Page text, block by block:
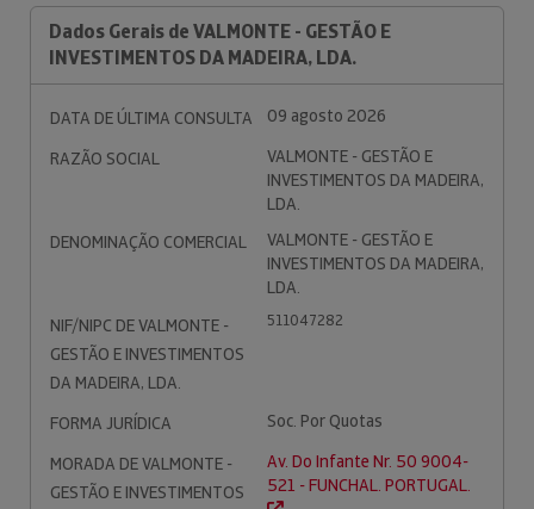
Dados Gerais de VALMONTE - GESTÃO E
INVESTIMENTOS DA MADEIRA, LDA.
DATA DE ÚLTIMA CONSULTA
09 agosto 2026
RAZÃO SOCIAL
VALMONTE - GESTÃO E
INVESTIMENTOS DA MADEIRA,
LDA.
DENOMINAÇÃO COMERCIAL
VALMONTE - GESTÃO E
INVESTIMENTOS DA MADEIRA,
LDA.
NIF/NIPC DE VALMONTE -
GESTÃO E INVESTIMENTOS
DA MADEIRA, LDA.
511047282
FORMA JURÍDICA
Soc. Por Quotas
MORADA DE VALMONTE -
GESTÃO E INVESTIMENTOS
Av. Do Infante Nr. 50 9004-
521 - FUNCHAL. PORTUGAL.